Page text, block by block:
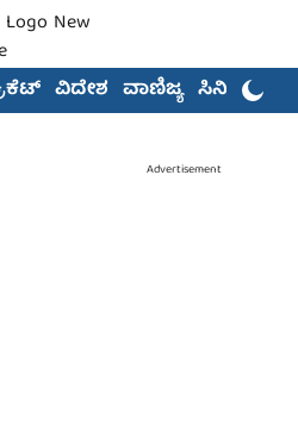
ವಿದೇಶ ವಾಣಿಜ್ಯ ಸಿನಿಮಾ
Advertisement